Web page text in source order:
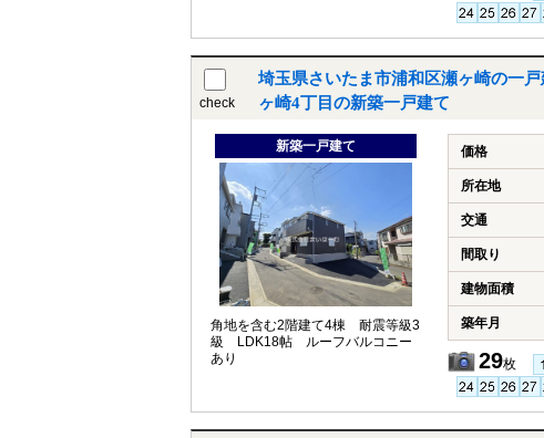
check
埼玉県さいたま市浦和区瀬ヶ崎の一
ヶ崎4丁目の新築一戸建て
新築一戸建て
角地を含む2階建て4棟 耐震等級3
級 LDK18帖 ルーフバルコニー
あり
価格
所在地
交通
間取り
建物面積
築年月
29枚